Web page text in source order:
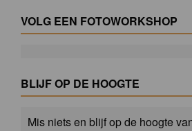
VOLG EEN FOTOWORKSHOP
BLIJF OP DE HOOGTE
Mis niets en blijf op de hoogte